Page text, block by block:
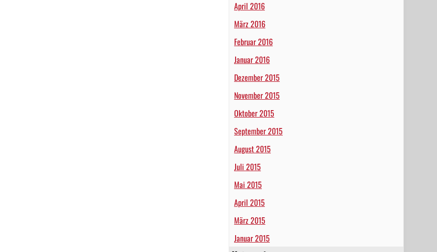
April 2016
März 2016
Februar 2016
Januar 2016
Dezember 2015
November 2015
Oktober 2015
September 2015
August 2015
Juli 2015
Mai 2015
April 2015
März 2015
Januar 2015